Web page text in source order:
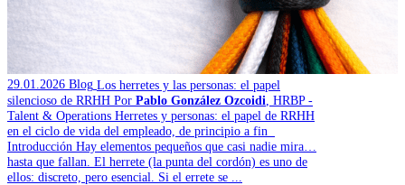
29.01.2026 Blog Los herretes y las personas: el papel
silencioso de RRHH Por Pablo González Ozcoidi , HRBP -
Talent & Operations Herretes y personas: el papel de RRHH
en el ciclo de vida del empleado, de principio a fin
Introducción Hay elementos pequeños que casi nadie mira…
hasta que fallan. El herrete (la punta del cordón) es uno de
ellos: discreto, pero esencial. Si el errete se ...